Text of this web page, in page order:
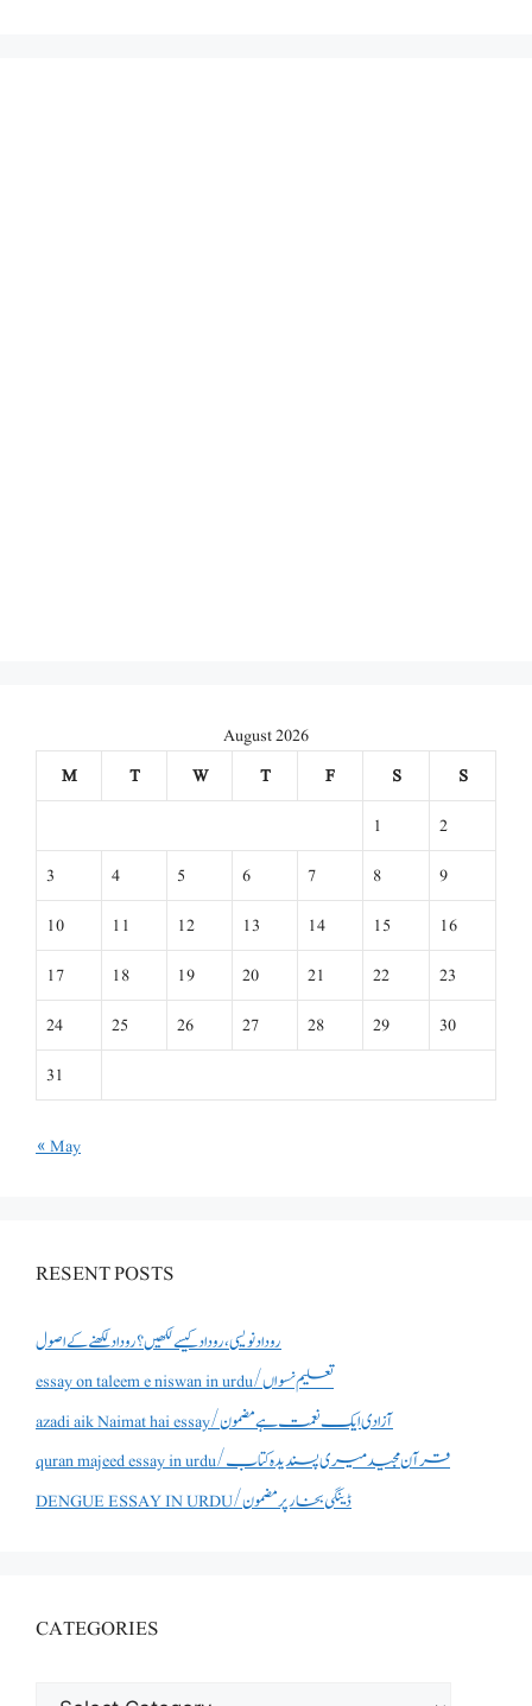
August 2026
M
T W T F S
S
1
2
3
4 5 6 7 8
9
10
11 12 13 14 15
16
17
18 19 20 21 22
23
24
25 26 27 28 29
30
31
« May
RESENT POSTS
روداد نویسی ،روداد کیسے لکھیں؟ روداد لکھنے کے اصول
essay on taleem e niswan in urdu/تعلیم نسواں
azadi aik Naimat hai essay/آزادی ایک نعمت ہے مضمون
quran majeed essay in urdu/قرآن مجید میری پسندیدہ کتاب
DENGUE ESSAY IN URDU/ڈینگی بخار پر مضمون
CATEGORIES
CATEGORIES